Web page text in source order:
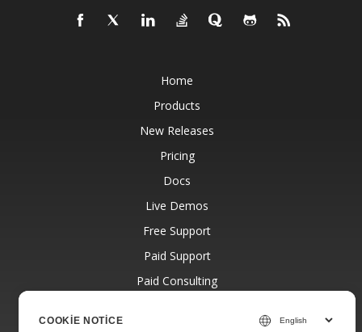
Home
Products
New Releases
Pricing
Docs
Live Demos
Free Support
Paid Support
Paid Consulting
COOKIE NOTICE